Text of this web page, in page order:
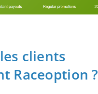
clients
Raceoption ?